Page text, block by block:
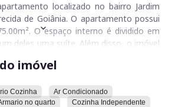
localizado no bairro Jardim
de Goiânia. O apartamento possui
O espaço interno é dividido em
deles uma suíte. Além disso, o imóvel
armários. Há também uma área de
imóvel
Cozinha
Ar Condicionado
no quarto
Cozinha Independente